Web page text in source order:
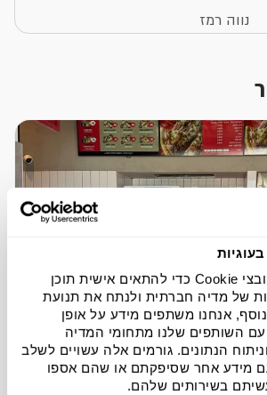
אנחנו משתמשים בקובצי Cookie כדי להתאים אישית תוכן
של מדיה חברתית ולנתח את תנועת
אנחנו משתפים מידע על אופן
השותפים שלנו מתחומי המדיה
הנתונים. גורמים אלה עשויים לשלב
מידע אחר שסיפקתם או שהם אספו
בשירותים שלהם.
נווה רמז